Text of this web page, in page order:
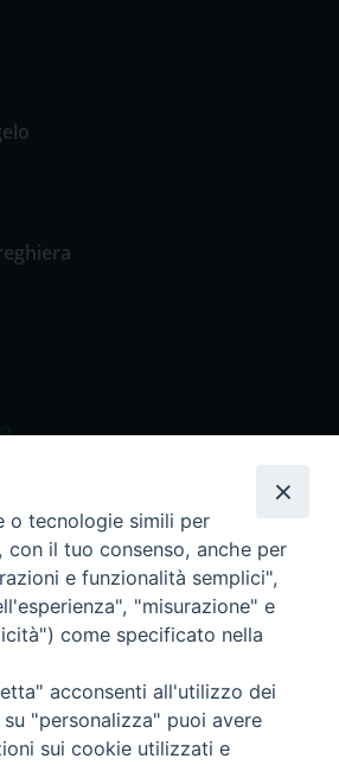
Trasparenza
e Condizioni
o tecnologie simili per
con il tuo consenso, anche per
e funzionalità semplici",
"misurazione" e
come specificato nella
acconsenti all'utilizzo dei
"personalizza" puoi avere
sui cookie utilizzati e